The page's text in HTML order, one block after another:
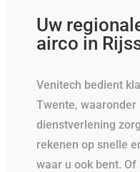
Uw
airco in
Venitech bedient
Twente, waaronder
dienstverlening
rekenen op snelle
waar u ook bent.